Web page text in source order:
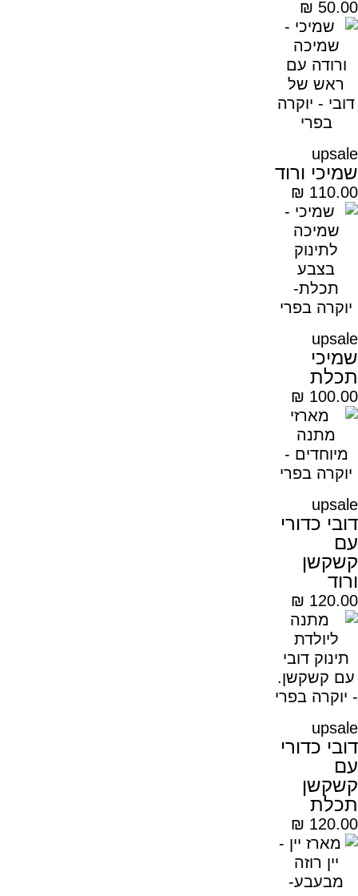
₪ 50.00
upsale
שמיכי ורוד
₪ 110.00
upsale
שמיכי
תכלת
₪ 100.00
upsale
דובי כדורי
עם
קשקשן
ורוד
₪ 120.00
upsale
דובי כדורי
עם
קשקשן
תכלת
₪ 120.00